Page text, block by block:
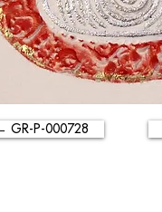
GR-P-000728